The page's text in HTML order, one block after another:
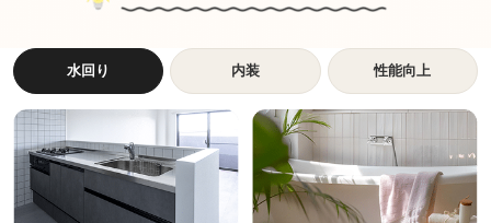
水回り 内装 性能向上